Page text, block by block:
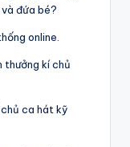
đứa bé?
online.
thưởng kí chủ
ca hát kỹ